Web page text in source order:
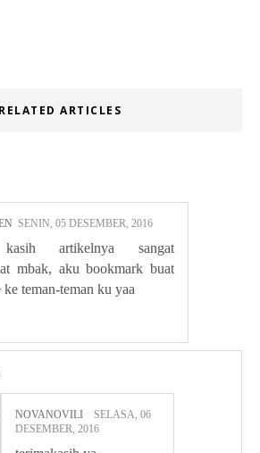
RELATED ARTICLES
SENIN, 05 DESEMBER, 2016
artikelnya sangat
mbak, aku bookmark buat
ke teman-teman ku yaa
NOVANOVILI
SELASA, 06
DESEMBER, 2016